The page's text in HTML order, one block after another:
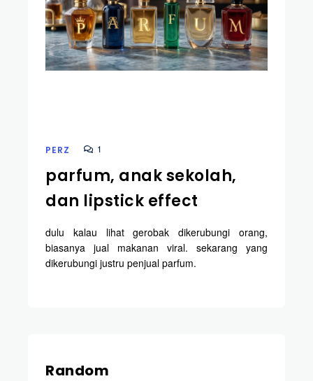
PERZ 1
parfum, anak sekolah,
dan lipstick effect
dulu kalau lihat gerobak dikerubungi orang,
biasanya jual makanan viral. sekarang yang
dikerubungi justru penjual parfum.
Random